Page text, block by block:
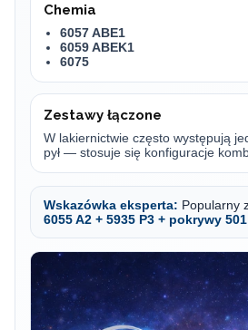
Chemia
6057 ABE1
6059 ABEK1
6075
Zestawy łączone
W lakiernictwie często występują
pył — stosuje się konfiguracje
Wskazówka eksperta: Popularny
6055 A2 + 5935 P3 + pokrywy 501